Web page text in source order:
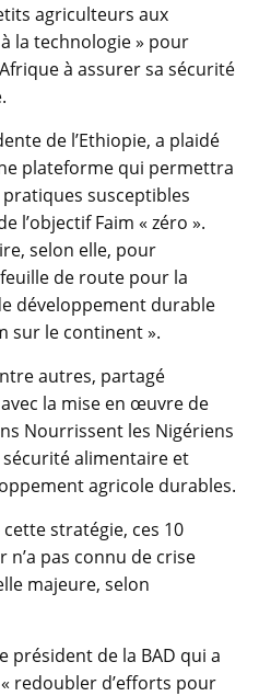
agriculteurs aux
la technologie » pour
à assurer sa sécurité
de l’Ethiopie, a plaidé
plateforme qui permettra
susceptibles
l’objectif Faim « zéro ».
selon elle, pour
de route pour la
développement durable
sur le continent ».
autres, partagé
la mise en œuvre de
Nourrissent les Nigériens
alimentaire et
agricole durables.
stratégie, ces 10
n’a pas connu de crise
majeure, selon
président de la BAD qui a
redoubler d’efforts pour